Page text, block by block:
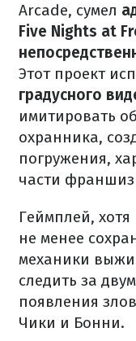
Arcade, сумел
Five Nights at
Этот проект
градусного
имитировать
охранника,
погружения,
части
Геймплей,
не менее
механики
следить за
появления
Чики и Бонни.